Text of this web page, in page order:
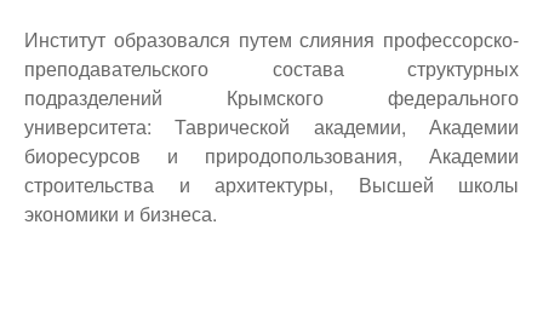
Институт образовался путем слияния профессорско-
преподавательского состава структурных
подразделений Крымского федерального
университета: Таврической академии, Академии
биоресурсов и природопользования, Академии
строительства и архитектуры, Высшей школы
экономики и бизнеса.